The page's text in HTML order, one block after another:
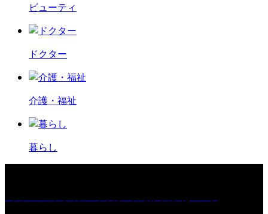
ビューティ
ドクター
介護・福祉
暮らし